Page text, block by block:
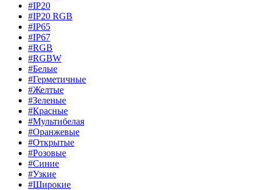
#IP20
#IP20 RGB
#IP65
#IP67
#RGB
#RGBW
#Белые
#Герметичные
#Желтые
#Зеленые
#Красные
#Мультибелая
#Оранжевые
#Открытые
#Розовые
#Синие
#Узкие
#Широкие